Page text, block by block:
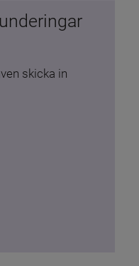
skicka in